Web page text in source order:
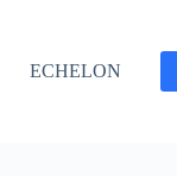
ECHELON